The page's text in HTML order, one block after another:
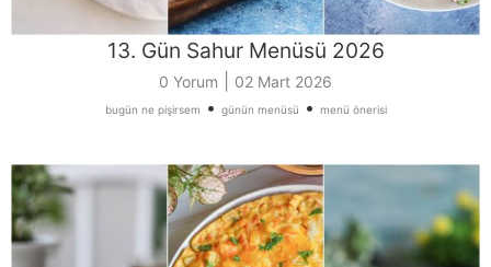
13. Gün Sahur Menüsü 2026
0 Yorum 02 Mart 2026
bugün ne pişirsem • günün menüsü • menü önerisi